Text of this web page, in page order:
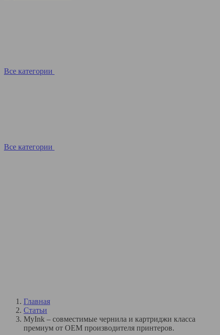
Все категории
Все категории
Главная
Статьи
MyInk – совместимые чернила и картриджи класса
премиум от OEM производителя принтеров.